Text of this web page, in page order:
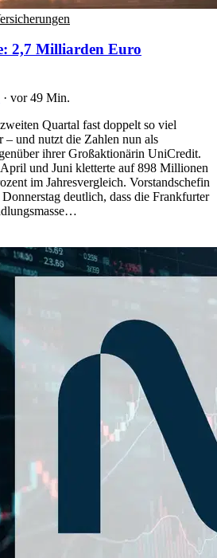
2,7 Milliarden Euro
· vor 49 Min.
Quartal fast doppelt so viel
– und nutzt die Zahlen nun als
ihrer Großaktionärin UniCredit.
und Juni kletterte auf 898 Millionen
im Jahresvergleich. Vorstandschefin
deutlich, dass die Frankfurter